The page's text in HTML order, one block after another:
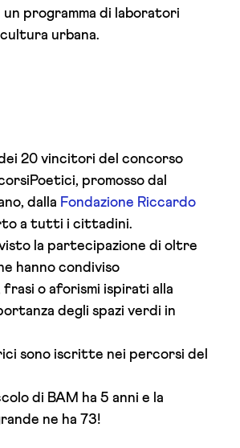
programma di laboratori
urbana.
20 vincitori del concorso
promosso dal
dalla Fondazione Riccardo
a tutti i cittadini.
visto la partecipazione di oltre
hanno condiviso
frasi o aforismi ispirati alla
degli spazi verdi in
sono iscritte nei percorsi del
di BAM ha 5 anni e la
ne ha 73!